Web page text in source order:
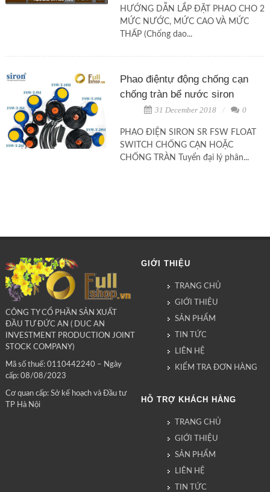
HƯỚNG DẪN LẮP ĐẶT PHAO CHO 2
MỨC NƯỚC, MỨC CAO VÀ MỨC
THẤP (Chống dao...
Phao điệntự động chống cạn
chống tràn bể nước siron
31 December 2018 0
PHAO ĐIỆN SIRON SR FSW FLOAT
SWITCH CHỐNG CẠN HOẶC
CHỐNG TRÀN Tuyển đại lý phân...
CÔNG TY CỔ PHẦN SẢN XUẤT
ĐẦU TƯ ĐỨC AN ( DUC AN
INVESTMENT PRODUCTION JOINT
STOCK COMPANY)
Mã số thuế: 0110442240 – Ngày
cấp: 08/08/2023
Cơ quan cấp: Sở kế hoạch và Đầu tư
TP Hà Nội
GIỚI THIỆU
TRANG CHỦ
GIỚI THIỆU
SẢN PHẨM
TIN TỨC
LIÊN HỆ
KIỂM TRA ĐƠN HÀNG
HỖ TRỢ KHÁCH HÀNG
TRANG CHỦ
GIỚI THIỆU
SẢN PHẨM
LIÊN HỆ
TIN TỨC